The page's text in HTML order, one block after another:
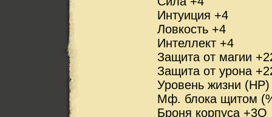
Интуиция +4
Ловкость +4
Интеллект +4
Защита от магии
Защита от урона
Уровень жизни
Мф. блока щитом
Броня корпуса +3О